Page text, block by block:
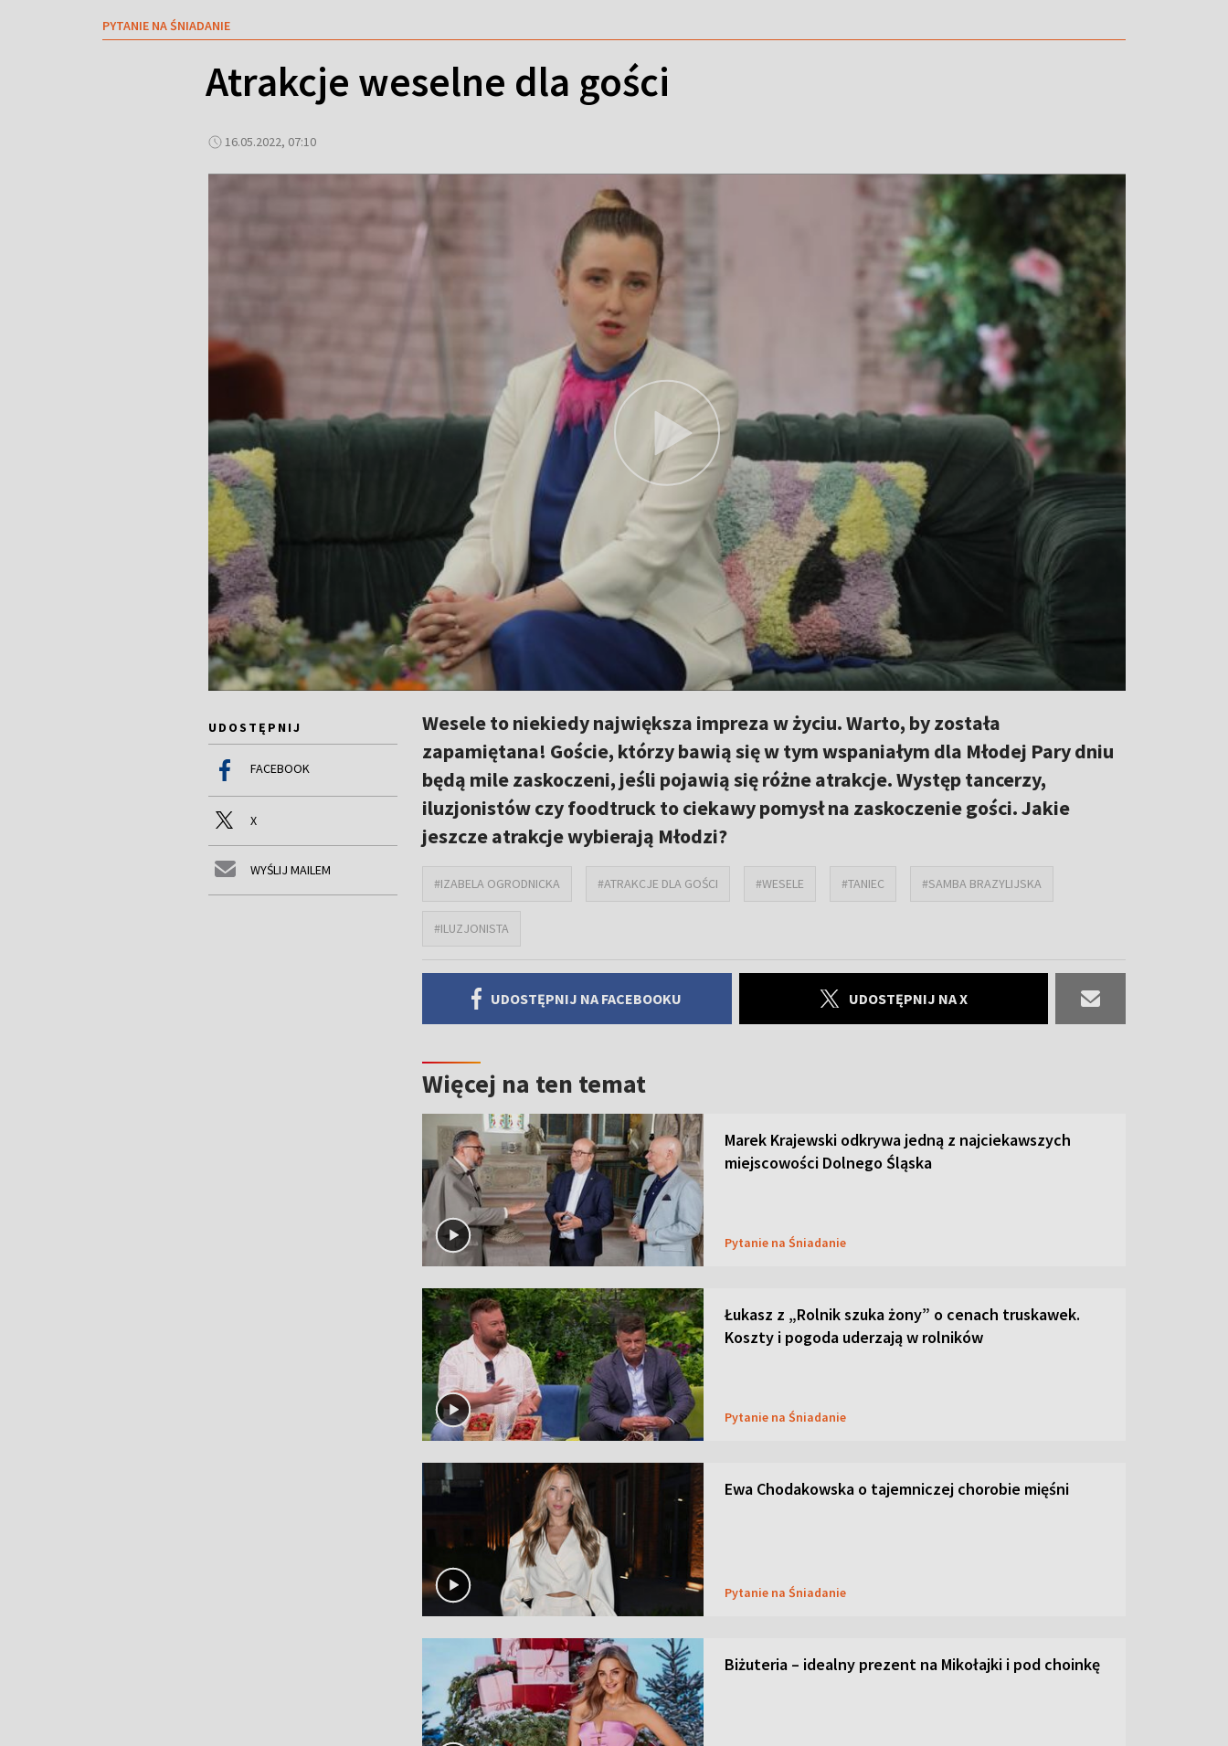
PYTANIE NA ŚNIADANIE
Atrakcje weselne dla gości
16.05.2022, 07:10
UDOSTĘPNIJ
FACEBOOK
X
WYŚLIJ MAILEM
Wesele to niekiedy największa impreza w życiu. Warto, by została
zapamiętana! Goście, którzy bawią się w tym wspaniałym dla Młodej Pary dniu
będą mile zaskoczeni, jeśli pojawią się różne atrakcje. Występ tancerzy,
iluzjonistów czy foodtruck to ciekawy pomysł na zaskoczenie gości. Jakie
jeszcze atrakcje wybierają Młodzi?
#IZABELA OGRODNICKA #ATRAKCJE DLA GOŚCI #WESELE #TANIEC #SAMBA BRAZYLIJSKA
#ILUZJONISTA
UDOSTĘPNIJ NA FACEBOOKU UDOSTĘPNIJ NA X
Więcej na ten temat
Marek Krajewski odkrywa jedną z najciekawszych
miejscowości Dolnego Śląska
Pytanie na Śniadanie
Łukasz z „Rolnik szuka żony” o cenach truskawek.
Koszty i pogoda uderzają w rolników
Pytanie na Śniadanie
Ewa Chodakowska o tajemniczej chorobie mięśni
Pytanie na Śniadanie
Biżuteria – idealny prezent na Mikołajki i pod choinkę